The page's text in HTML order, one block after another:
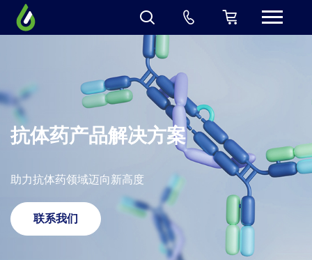
抗体药产品解决方案
助力抗体药领域迈向新高度
联系我们